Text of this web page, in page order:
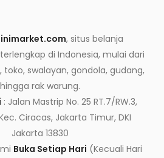
, situs belanja
di Indonesia, mulai dari
swalayan, gondola, gudang,
hingga rak warung.
: Jalan Mastrip No. 25 RT.7/RW.3,
Ciracas, Jakarta Timur, DKI
Jakarta 13830
Buka Setiap Hari (Kecuali Hari